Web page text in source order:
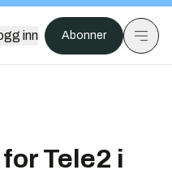
inn Abonner
Tele2 i